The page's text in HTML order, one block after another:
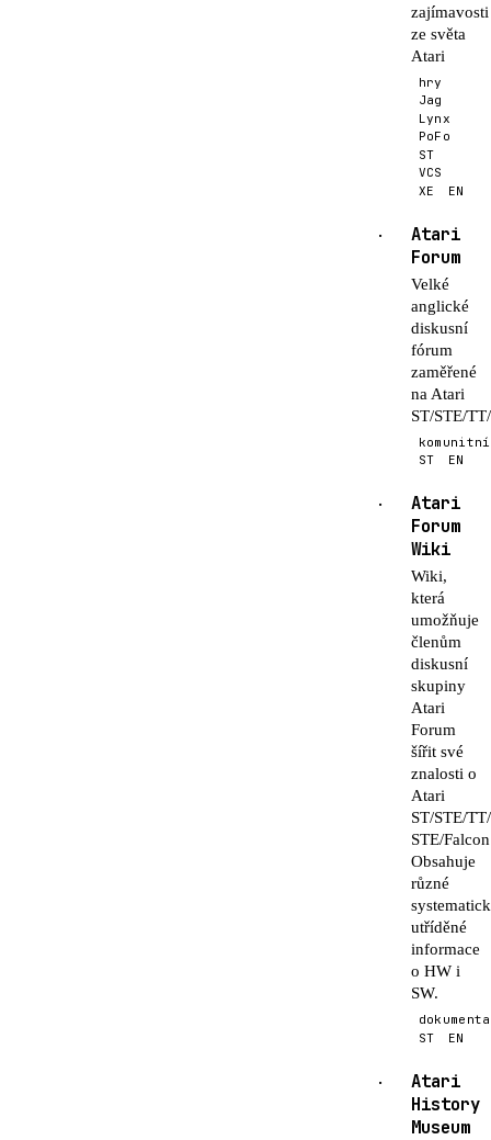
zajímavosti
ze světa
Atari
hry
Jag
Lynx
PoFo
ST
VCS
XE
EN
·
Atari
Forum
Velké
anglické
diskusní
fórum
zaměřené
na Atari
ST/STE/
ST
EN
·
Atari
Forum
Wiki
Wiki,
která
umožňuje
členům
diskusní
skupiny
Atari
Forum
šířit své
znalosti o
Atari
ST/STE/
STE/
Obsahuje
různé
utříděné
informace
o HW i
SW.
ST
EN
·
Atari
History
Museum